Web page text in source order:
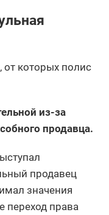
которых полис
из-за
продавца.
продавец
значения
переход права